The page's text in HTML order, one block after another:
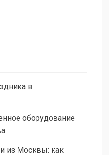
в
оборудование
из Москвы: как